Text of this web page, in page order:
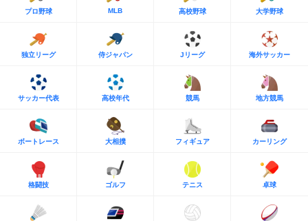
プロ野球 MLB 高校野球 大学野球
独立リーグ 侍ジャパン Jリーグ 海外サッカー
サッカー代表 高校年代 競馬 地方競馬
ボートレース 大相撲 フィギュア カーリング
格闘技 ゴルフ テニス 卓球